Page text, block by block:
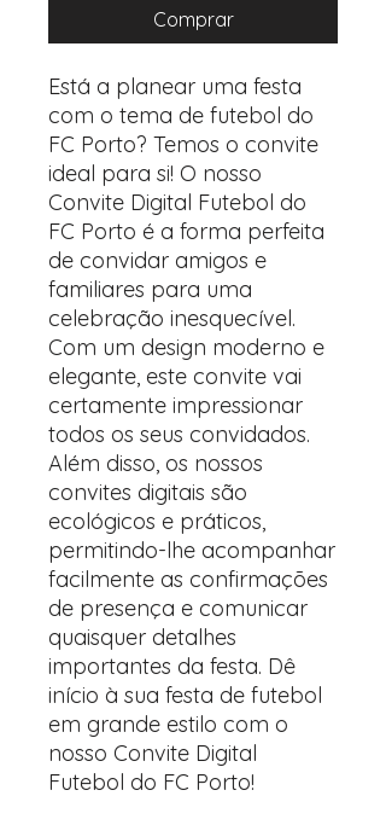
Comprar
Está a planear uma festa
com o tema de futebol do
FC Porto? Temos o convite
ideal para si! O nosso
Convite Digital Futebol do
FC Porto é a forma perfeita
de convidar amigos e
familiares para uma
celebração inesquecível.
Com um design moderno e
elegante, este convite vai
certamente impressionar
todos os seus convidados.
Além disso, os nossos
convites digitais são
ecológicos e práticos,
permitindo-lhe acompanhar
facilmente as confirmações
de presença e comunicar
quaisquer detalhes
importantes da festa. Dê
início à sua festa de futebol
em grande estilo com o
nosso Convite Digital
Futebol do FC Porto!